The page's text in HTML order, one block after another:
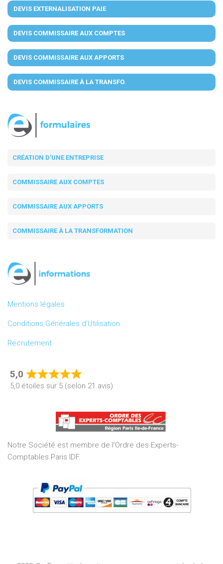
DEVIS EXTERNALISATION PAIE
DEVIS COMMISSAIRE AUX COMPTES
DEVIS COMMISSAIRE AUX APPORTS
DEVIS COMMISSAIRE À LA TRANSFO.
CRÉATION D'UNE ENTREPRISE
COMMISSAIRE AUX COMPTES
COMMISSAIRE AUX APPORTS
COMMISSAIRE À LA TRANSFORMATION
Mentions légales
Conditions Générales d’Utilisation
Recrutement
5,0
Rated
of
5
5,0 étoiles sur 5 (selon 21 avis)
Notre Société est membre de l’Ordre des Experts-
Comptables Paris IDF.